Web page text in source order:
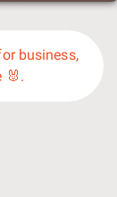
business,
🐰.